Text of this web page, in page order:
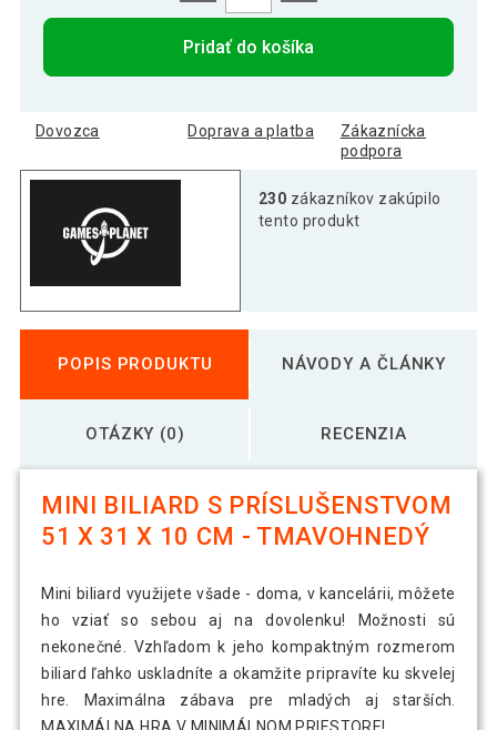
Pridať do košíka
Dovozca Doprava a platba
Zákaznícka
podpora
230 zákazníkov zakúpilo
tento produkt
POPIS PRODUKTU NÁVODY A ČLÁNKY
OTÁZKY (0) RECENZIA
MINI BILIARD S PRÍSLUŠENSTVOM
51 X 31 X 10 CM - TMAVOHNEDÝ
Mini biliard využijete všade - doma, v kancelárii, môžete
ho vziať so sebou aj na dovolenku! Možnosti sú
nekonečné. Vzhľadom k jeho kompaktným rozmerom
biliard ľahko uskladníte a okamžite pripravíte ku skvelej
hre. Maximálna zábava pre mladých aj starších.